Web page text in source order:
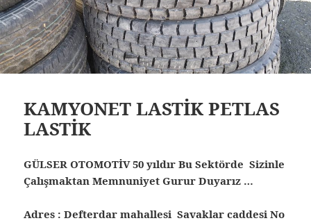
KAMYONET LASTİK PETLAS
LASTİK
GÜLSER OTOMOTİV 50 yıldır Bu Sektörde Sizinle
Çalışmaktan Memnuniyet Gurur Duyarız …
Adres : Defterdar mahallesi Savaklar caddesi No